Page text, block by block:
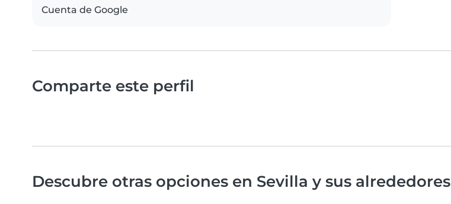
Cuenta de Google
Comparte este perfil
Descubre otras opciones en Sevilla y sus alrededores